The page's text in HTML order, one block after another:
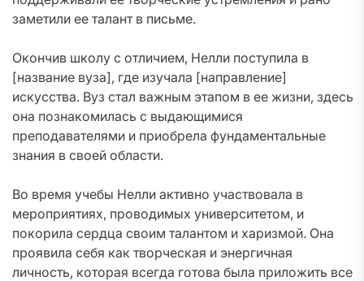
заметили ее талант в письме.
Окончив школу с отличием, Нелли поступила в
[название вуза], где изучала [направление]
искусства. Вуз стал важным этапом в ее жизни, здесь
она познакомилась с выдающимися
преподавателями и приобрела фундаментальные
знания в своей области.
Во время учебы Нелли активно участвовала в
мероприятиях, проводимых университетом, и
покорила сердца своим талантом и харизмой. Она
проявила себя как творческая и энергичная
личность, которая всегда готова была приложить все